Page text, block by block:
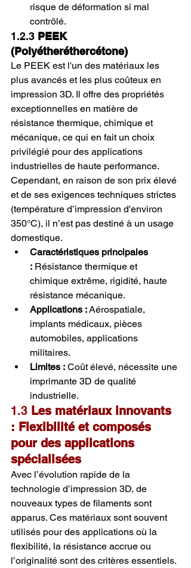
risque de déformation si mal
contrôlé.
1.2.3 PEEK
(Polyétheréthercétone)
Le PEEK est l'un des matériaux les
plus avancés et les plus coûteux en
impression 3D. Il offre des propriétés
exceptionnelles en matière de
résistance thermique, chimique et
mécanique, ce qui en fait un choix
privilégié pour des applications
industrielles de haute performance.
Cependant, en raison de son prix élevé
et de ses exigences techniques strictes
(température d’impression d'environ
350°C), il n’est pas destiné à un usage
domestique.
Caractéristiques principales
: Résistance thermique et
chimique extrême, rigidité, haute
résistance mécanique.
Applications : Aérospatiale,
implants médicaux, pièces
automobiles, applications
militaires.
Limites : Coût élevé, nécessite une
imprimante 3D de qualité
industrielle.
1.3 Les matériaux innovants
: Flexibilité et composés
pour des applications
spécialisées
Avec l’évolution rapide de la
technologie d’impression 3D, de
nouveaux types de filaments sont
apparus. Ces matériaux sont souvent
utilisés pour des applications où la
flexibilité, la résistance accrue ou
l’originalité sont des critères essentiels.